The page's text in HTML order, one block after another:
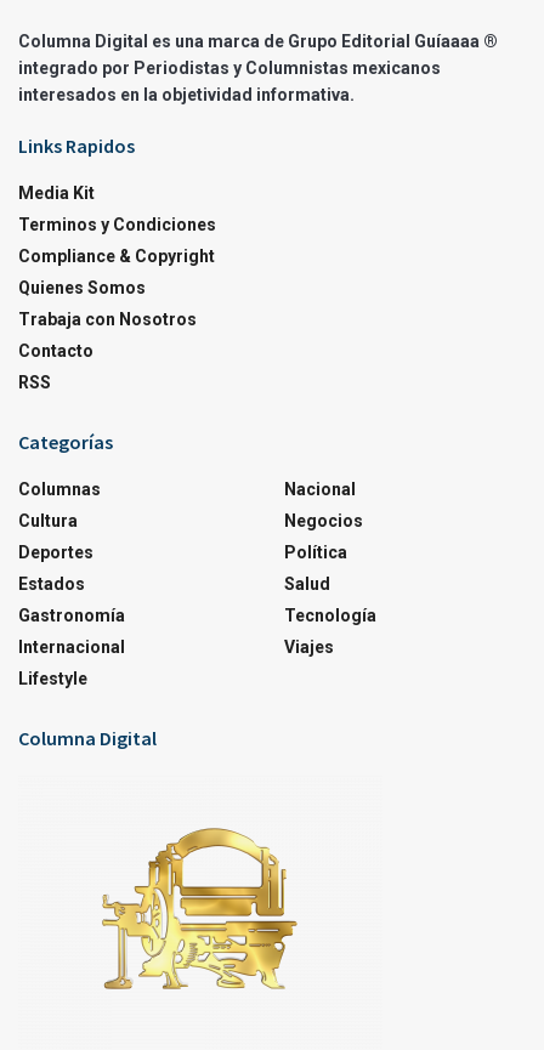
Columna Digital es una marca de Grupo Editorial Guíaaaa ®
integrado por Periodistas y Columnistas mexicanos
interesados en la objetividad informativa.
Links Rapidos
Media Kit
Terminos y Condiciones
Compliance & Copyright
Quienes Somos
Trabaja con Nosotros
Contacto
RSS
Categorías
Columnas
Cultura
Deportes
Estados
Gastronomía
Internacional
Lifestyle
Nacional
Negocios
Política
Salud
Tecnología
Viajes
Columna Digital